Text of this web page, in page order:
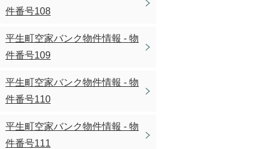
件番号108
平生町空家バンク物件情報 - 物
件番号109
平生町空家バンク物件情報 - 物
件番号110
平生町空家バンク物件情報 - 物
件番号111